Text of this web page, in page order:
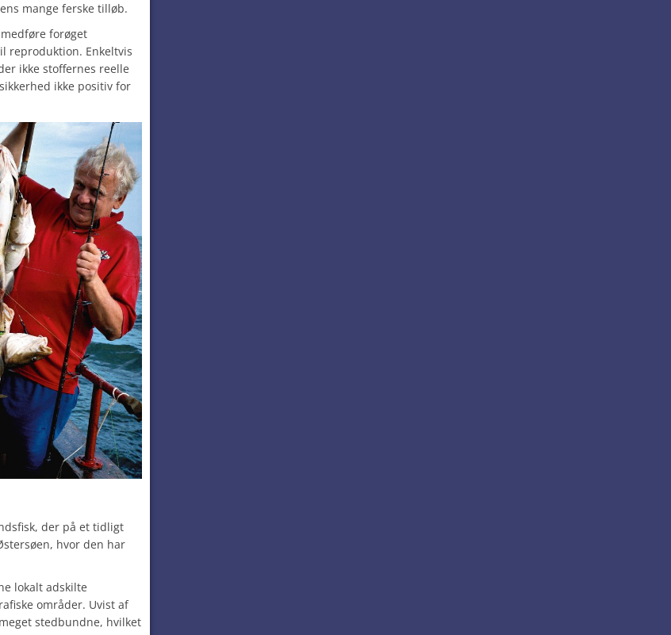
mange ferske tilløb.
forøget
reproduktion. Enkeltvis
ikke stoffernes reelle
ikke positiv for
der på et tidligt
hvor den har
lokalt adskilte
områder. Uvist af
stedbundne, hvilket